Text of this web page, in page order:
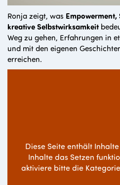
Ronja zeigt, was
kreative Selbstwirksamkeit
Weg zu gehen, Erfahrungen in
und mit den eigenen
erreichen.
Diese Seite enthält
Inhalte das Setzen
aktiviere bitte die